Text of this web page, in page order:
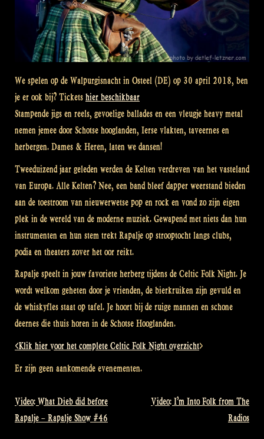
We spelen op de Walpurgisnacht in Osteel (DE) op 30 april 2018, ben
je er ook bij? Tickets hier beschikbaar
Stampende jigs en reels, gevoelige ballades en een vleugje heavy metal
nemen jemee door Schotse hooglanden, Ierse vlakten, taveernes en
herbergen. Dames & Heren, laten we dansen!
Tweeduizend jaar geleden werden de Kelten verdreven van het vasteland
van Europa. Alle Kelten? Nee, een band bleef dapper weerstand bieden
aan de toestroom van nieuwerwetse pop en rock en vond zo zijn eigen
plek in de wereld van de moderne muziek. Gewapend met niets dan hun
instrumenten en hun stem trekt Rapalje op strooptocht langs clubs,
podia en theaters zover het oor reikt.
Rapalje speelt in jouw favoriete herberg tijdens de Celtic Folk Night. Je
wordt welkom geheten door je vrienden, de bierkruiken zijn gevuld en
de whiskyfles staat op tafel. Je hoort bij de ruige mannen en schone
deernes die thuis horen in de Schotse Hooglanden.
<Klik hier voor het complete Celtic Folk Night overzicht>
Er zijn geen aankomende evenementen.
Bericht
Video: What Dieb did before
Rapalje – Rapalje Show #46
Video: I’m Into Folk from The
Radios